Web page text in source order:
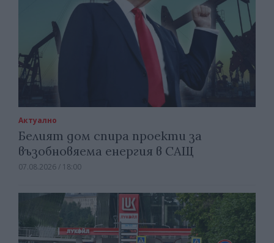
Актуално
Белият дом спира проекти за
възобновяема енергия в САЩ
07.08.2026 / 18:00